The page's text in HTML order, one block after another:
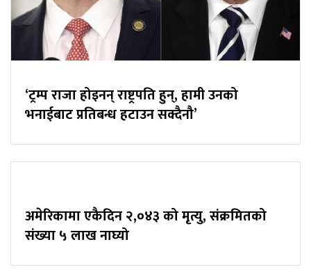
‘ट्रम्प राजा होइनन् राष्ट्रपति हुन्, हामी उनको
भनाईबाट प्रतिबन्ध हटाउन सक्दैनौ’
अमेरिकामा एकैदिन २,०४३ को मृत्यु, संक्रमितको
संख्या ५ लाख नाघ्यो